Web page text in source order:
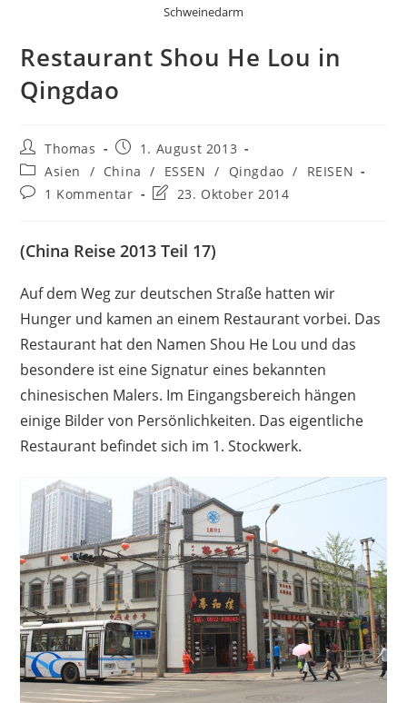
Schweinedarm
Restaurant Shou He Lou in
Qingdao
Beitrags-
Autor:
Thomas
Beitrag
veröffentlicht:
1. August 2013
Beitrags-
Kategorie:
Asien / China / ESSEN / Qingdao /
REISEN
Beitrags-
1 Kommentar
Beitrag
am:
23. Oktober 2014
(China Reise 2013 Teil 17)
Auf dem Weg zur deutschen Straße hatten wir
Hunger und kamen an einem Restaurant vorbei. Das
Restaurant hat den Namen Shou He Lou und das
besondere ist eine Signatur eines bekannten
chinesischen Malers. Im Eingangsbereich hängen
einige Bilder von Persönlichkeiten. Das eigentliche
Restaurant befindet sich im 1. Stockwerk.